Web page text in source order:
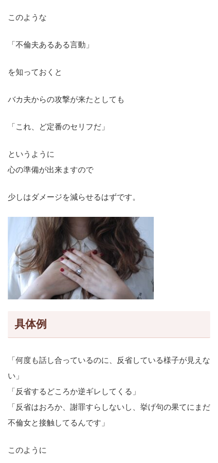
このような
「不倫夫あるある言動」
を知っておくと
バカ夫からの攻撃が来たとしても
「これ、ど定番のセリフだ」
というように
心の準備が出来ますので
少しはダメージを減らせるはずです。
具体例
「何度も話し合っているのに、反省している様子が見えな
い」
「反省するどころか逆ギレしてくる」
「反省はおろか、謝罪すらしないし、挙げ句の果てにまだ
不倫女と接触してるんです」
このように